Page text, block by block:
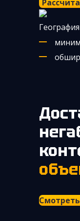
География
Доставка морем